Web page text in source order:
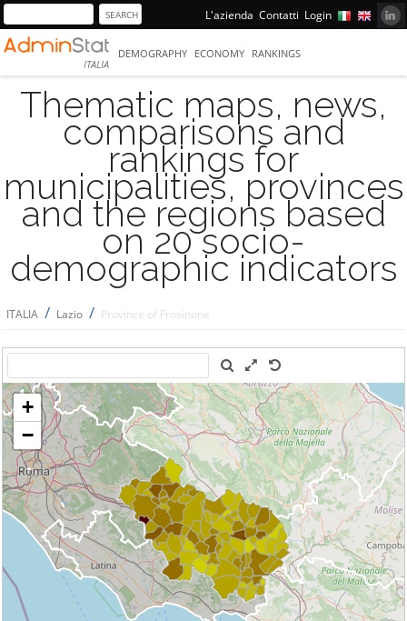
L'azienda Contatti Login
ITALIA
DEMOGRAPHY ECONOMY RANKINGS
Thematic maps, news,
comparisons and
rankings for
municipalities, provinces
and the regions based
on 20 socio-
demographic indicators
ITALIA / Lazio / Province of Frosinone